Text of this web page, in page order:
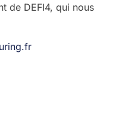
de DEFI4, qui nous